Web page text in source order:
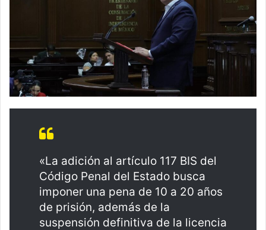
«La adición al artículo 117 BIS del
Código Penal del Estado busca
imponer una pena de 10 a 20 años
de prisión, además de la
suspensión definitiva de la licencia